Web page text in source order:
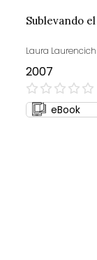
Sublevando
Laura
2007
0%
eBook